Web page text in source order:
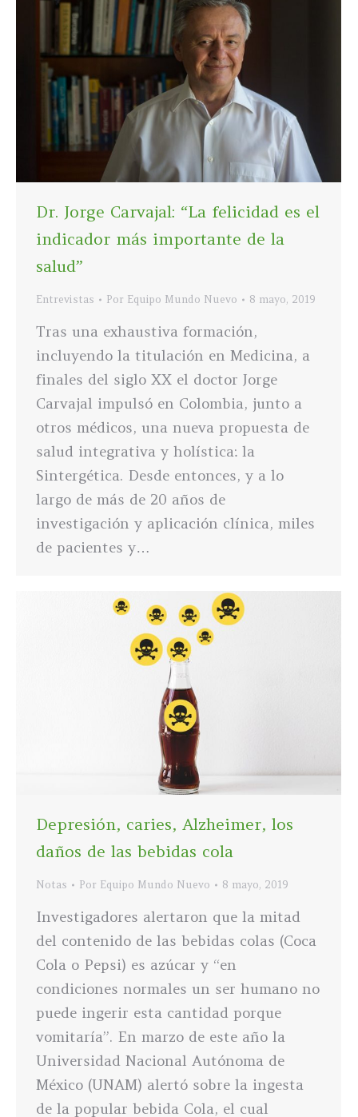
Dr. Jorge Carvajal: “La felicidad es el
indicador más importante de la
salud”
Entrevistas Por Equipo Mundo Nuevo 8 mayo, 2019
Tras una exhaustiva formación,
incluyendo la titulación en Medicina, a
finales del siglo XX el doctor Jorge
Carvajal impulsó en Colombia, junto a
otros médicos, una nueva propuesta de
salud integrativa y holística: la
Sintergética. Desde entonces, y a lo
largo de más de 20 años de
investigación y aplicación clínica, miles
de pacientes y…
Depresión, caries, Alzheimer, los
daños de las bebidas cola
Notas Por Equipo Mundo Nuevo 8 mayo, 2019
Investigadores alertaron que la mitad
del contenido de las bebidas colas (Coca
Cola o Pepsi) es azúcar y “en
condiciones normales un ser humano no
puede ingerir esta cantidad porque
vomitaría”. En marzo de este año la
Universidad Nacional Autónoma de
México (UNAM) alertó sobre la ingesta
de la popular bebida Cola, el cual